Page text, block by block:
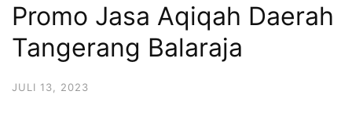
Promo Jasa Aqiqah Daerah
Tangerang Balaraja
JULI 13, 2023